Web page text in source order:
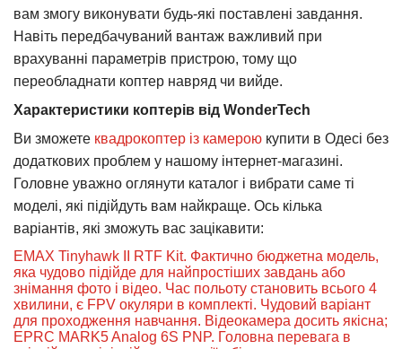
вам змогу виконувати будь-які поставлені завдання.
Навіть передбачуваний вантаж важливий при
врахуванні параметрів пристрою, тому що
переобладнати коптер навряд чи вийде.
Характеристики коптерів від WonderTech
Ви зможете квадрокоптер із камерою купити в Одесі без
додаткових проблем у нашому інтернет-магазині.
Головне уважно оглянути каталог і вибрати саме ті
моделі, які підійдуть вам найкраще. Ось кілька
варіантів, які зможуть вас зацікавити:
EMAX Tinyhawk II RTF Kit. Фактично бюджетна модель,
яка чудово підійде для найпростіших завдань або
знімання фото і відео. Час польоту становить всього 4
хвилини, є FPV окуляри в комплекті. Чудовий варіант
для проходження навчання. Відеокамера досить якісна;
EPRC MARK5 Analog 6S PNP. Головна перевага в